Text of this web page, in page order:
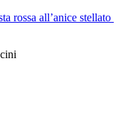
rossa all’anice stellato